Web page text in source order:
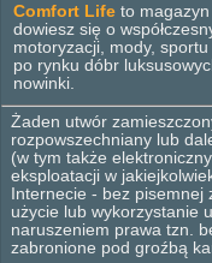
Comfort Life to
dowiesz się o
motoryzacji, mody,
po rynku dóbr
nowinki.
Żaden utwór
rozpowszechniany lub
(w tym także
eksploatacji w
Internecie - bez pisemnej
użycie lub wykorzystanie
naruszeniem prawa tzn.
zabronione pod groźbą